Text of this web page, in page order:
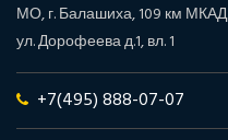
МО, г. Балашиха, 109 км МКАД
ул. Дорофеева д.1, вл. 1
+7(495) 888-07-07